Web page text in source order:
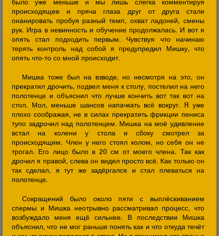
происходящее и пряча глаза друг от друга стали
онанировать пробуя разный темп, охват ладоней, смены
рук. Игра в невинность и обучение продолжалась. И вот я
опять стал подходить первым. Чувствуя что начинаю
терять контроль над собой я предупредил Мишку, что
опять что-то со мной происходит.
Мишка тоже был на взводе, но несмотря на это, он
прекратил дрочить, подвел меня к столу, постелил на него
полотенце и объяснил что лучше кончить вот так вот на
стол. Мол, меньше шансов напачкать всё вокруг. Я уже
плохо соображая, не в силах прекратить фрикции пениса
тупо задрочил над полотенцем. Мишка на моё удивление
встал на колени у стола и сбоку смотрел за
происходящим. Член у него стоял колом, но себя он не
трогал. Его лицо было в 20 см от моего члена. Так как
дрочил я правой, слева он видел просто всё. Как только он
так сделал, я тут же задёргался и стал плеваться на
полотенце.
Сокращений было около пяти с выплёскиванием
спермы и Мишка неотрывно рассматривал процесс, что
возбуждало меня ещё сильнее. В последствии Мишка
объяснил, что не мог раньше понять как и что откуда течёт